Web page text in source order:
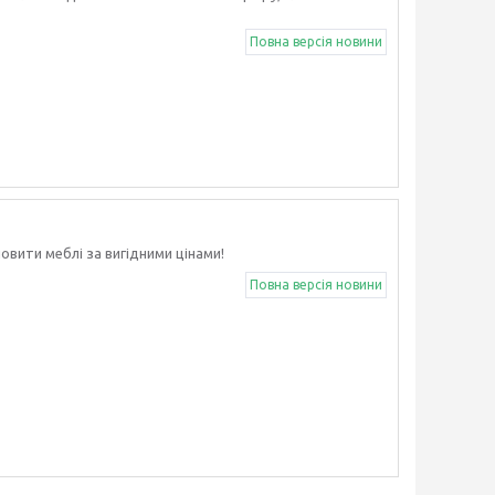
Повна версія новини
меблі за вигідними цінами!
Повна версія новини